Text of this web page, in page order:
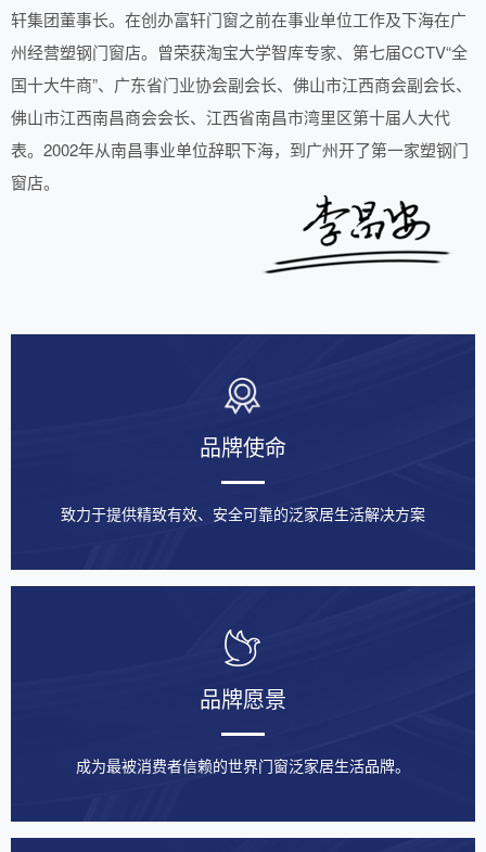
轩集团董事长。在创办富轩门窗之前在事业单位工作及下海在广
州经营塑钢门窗店。曾荣获淘宝大学智库专家、第七届CCTV“全
国十大牛商”、广东省门业协会副会长、佛山市江西商会副会长、
佛山市江西南昌商会会长、江西省南昌市湾里区第十届人大代
表。2002年从南昌事业单位辞职下海，到广州开了第一家塑钢门
窗店。
品牌使命
致力于提供精致有效、安全可靠的泛家居生活解决方案
品牌愿景
成为最被消费者信赖的世界门窗泛家居生活品牌。